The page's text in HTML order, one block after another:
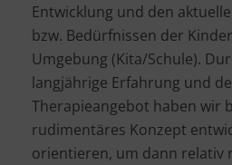
Entwicklung und den
bzw. Bedürfnissen der
Umgebung (Kita/Schule).
langjährige Erfahrung und
Therapieangebot haben wir
rudimentäres Konzept
orientieren, um dann relativ